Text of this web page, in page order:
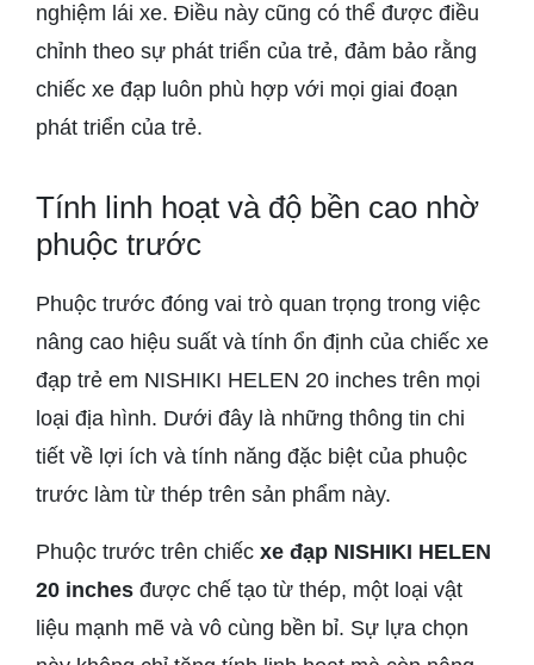
nghiệm lái xe. Điều này cũng có thể được điều
chỉnh theo sự phát triển của trẻ, đảm bảo rằng
chiếc xe đạp luôn phù hợp với mọi giai đoạn
phát triển của trẻ.
Tính linh hoạt và độ bền cao nhờ
phuộc trước
Phuộc trước đóng vai trò quan trọng trong việc
nâng cao hiệu suất và tính ổn định của chiếc xe
đạp trẻ em NISHIKI HELEN 20 inches trên mọi
loại địa hình. Dưới đây là những thông tin chi
tiết về lợi ích và tính năng đặc biệt của phuộc
trước làm từ thép trên sản phẩm này.
Phuộc trước trên chiếc xe đạp NISHIKI HELEN
20 inches được chế tạo từ thép, một loại vật
liệu mạnh mẽ và vô cùng bền bỉ. Sự lựa chọn